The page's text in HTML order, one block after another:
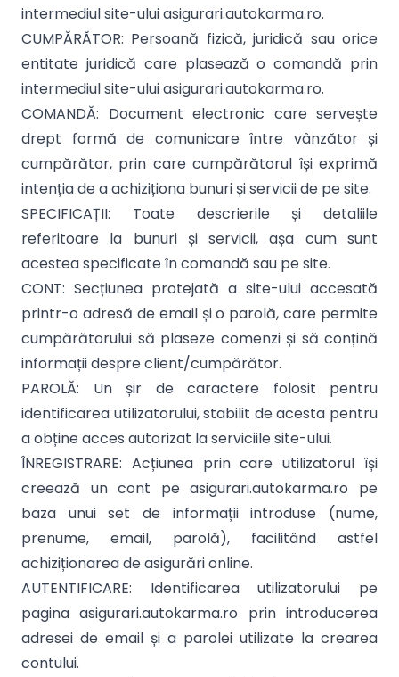
intermediul site-ului asigurari.autokarma.ro.
CUMPĂRĂTOR: Persoană fizică, juridică sau orice
entitate juridică care plasează o comandă prin
intermediul site-ului asigurari.autokarma.ro.
COMANDĂ: Document electronic care servește
drept formă de comunicare între vânzător și
cumpărător, prin care cumpărătorul își exprimă
intenția de a achiziționa bunuri și servicii de pe site.
SPECIFICAȚII: Toate descrierile și detaliile
referitoare la bunuri și servicii, așa cum sunt
acestea specificate în comandă sau pe site.
CONT: Secțiunea protejată a site-ului accesată
printr-o adresă de email și o parolă, care permite
cumpărătorului să plaseze comenzi și să conțină
informații despre client/cumpărător.
PAROLĂ: Un șir de caractere folosit pentru
identificarea utilizatorului, stabilit de acesta pentru
a obține acces autorizat la serviciile site-ului.
ÎNREGISTRARE: Acțiunea prin care utilizatorul își
creează un cont pe asigurari.autokarma.ro pe
baza unui set de informații introduse (nume,
prenume, email, parolă), facilitând astfel
achiziționarea de asigurări online.
AUTENTIFICARE: Identificarea utilizatorului pe
pagina asigurari.autokarma.ro prin introducerea
adresei de email și a parolei utilizate la crearea
contului.